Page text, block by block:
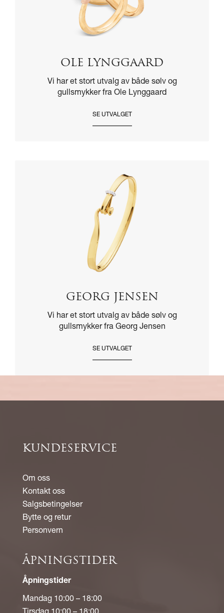
OLE LYNGGAARD
Vi har et stort utvalg av både sølv og
gullsmykker fra Ole Lynggaard
SE UTVALGET
GEORG JENSEN
Vi har et stort utvalg av både sølv og
gullsmykker fra Georg Jensen
SE UTVALGET
KUNDESERVICE
Om oss
Kontakt oss
Salgsbetingelser
Bytte og retur
Personvern
ÅPNINGSTIDER
Åpningstider
Mandag 10:00 – 18:00